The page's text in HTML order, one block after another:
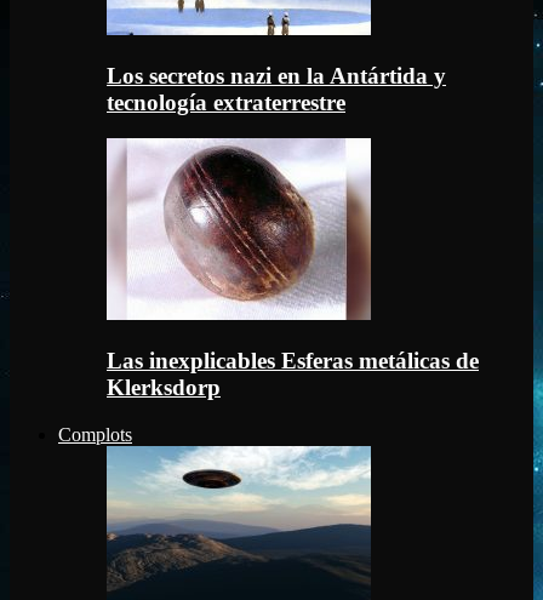
Los secretos nazi en la Antártida y
tecnología extraterrestre
Las inexplicables Esferas metálicas de
Klerksdorp
Complots